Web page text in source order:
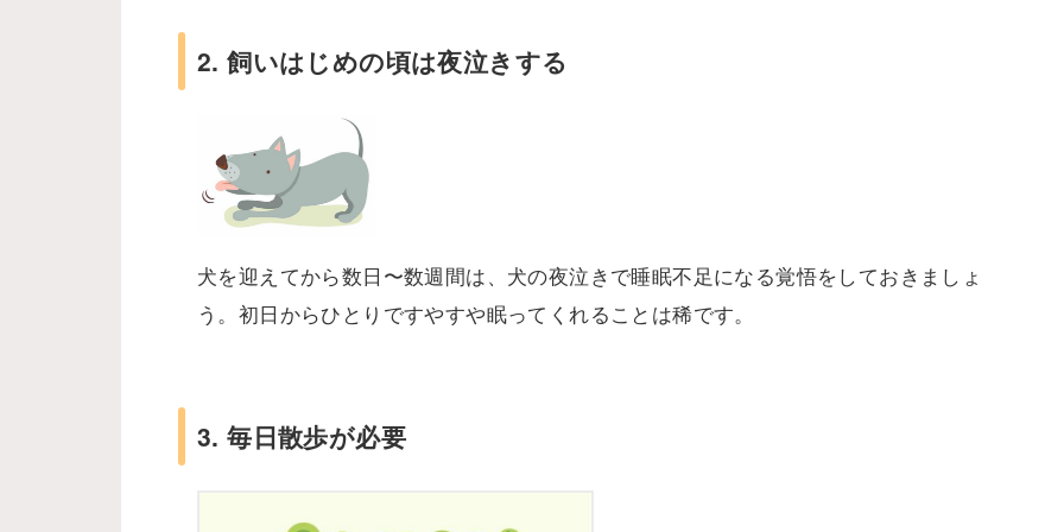
2. 飼いはじめの頃は夜泣きする
犬を迎えてから数日〜数週間は、犬の夜泣きで睡眠不足になる覚悟をしておきましょ
う。初日からひとりですやすや眠ってくれることは稀です。
3. 毎日散歩が必要